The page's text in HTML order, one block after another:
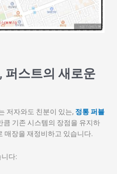
퍼스트의 새로운
저자와도 친분이 있는, 정통 퍼블
큼 기존 시스템의 장점을 유지하
매장을 재정비하고 있습니다.
다: